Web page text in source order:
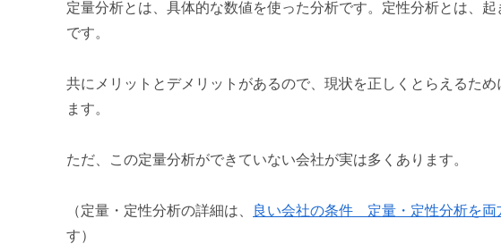
定量分析とは、具体的な数値を使った分析です。定性分析とは、
です。
共にメリットとデメリットがあるので、現状を正しくとらえるた
ます。
ただ、この定量分析ができていない会社が実は多くあります。
（定量・定性分析の詳細は、 良い会社の条件 定量・定性分析を両
す）